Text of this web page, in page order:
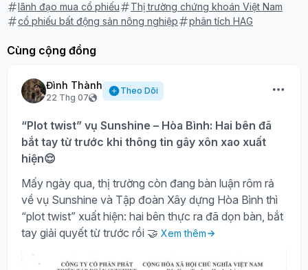
lãnh đạo mua cổ phiếu
Thị trường chứng khoán Việt Nam
cổ phiếu bất động sản nông nghiệp
phân tích HAG
Cùng cộng đồng
Đình Thành
22 Thg 07
Theo Dõi
“Plot twist” vụ Sunshine – Hòa Bình: Hai bên đã
bắt tay từ trước khi thông tin gây xôn xao xuất
hiện😌
Mấy ngày qua, thị trường còn đang bàn luận rôm rả
về vụ Sunshine và Tập đoàn Xây dựng Hòa Bình thì
“plot twist” xuất hiện: hai bên thực ra đã dọn bàn, bắt
tay giải quyết từ trước rồi 🤝 Xem thêm